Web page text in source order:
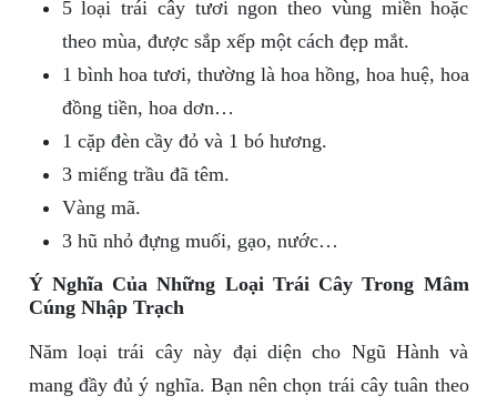
5 loại trái cây tươi ngon theo vùng miền hoặc
theo mùa, được sắp xếp một cách đẹp mắt.
1 bình hoa tươi, thường là hoa hồng, hoa huệ, hoa
đồng tiền, hoa dơn…
1 cặp đèn cầy đỏ và 1 bó hương.
3 miếng trầu đã têm.
Vàng mã.
3 hũ nhỏ đựng muối, gạo, nước…
Ý Nghĩa Của Những Loại Trái Cây Trong Mâm
Cúng Nhập Trạch
Năm loại trái cây này đại diện cho Ngũ Hành và
mang đầy đủ ý nghĩa. Bạn nên chọn trái cây tuân theo